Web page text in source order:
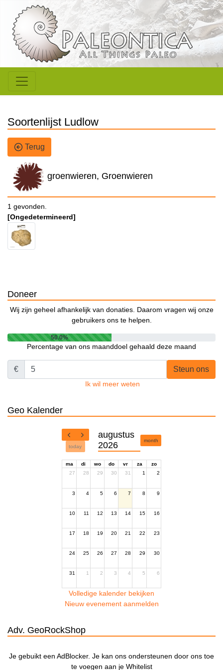
Soortenlijst Ludlow
Terug
groenwieren, Groenwieren
1 gevonden.
[Ongedetermineerd]
Doneer
Wij zijn geheel afhankelijk van donaties. Daarom vragen wij onze
gebruikers ons te helpen.
50.0%
Percentage van ons maanddoel gehaald deze maand
€ Steun ons
Ik wil meer weten
Geo Kalender
today
augustus
2026
month
ma di wo do vr za
zo
27
28 29 30 31 1 2
3 4 5 6 7 8 9
10 11 12 13 14 15 16
17 18 19 20 21 22 23
24 25 26 27 28 29 30
31 1 2 3 4 5 6
Volledige kalender bekijken
Nieuw evenement aanmelden
Adv. GeoRockShop
Je gebuikt een AdBlocker. Je kan ons ondersteunen door ons toe
te voegen aan je Whitelist